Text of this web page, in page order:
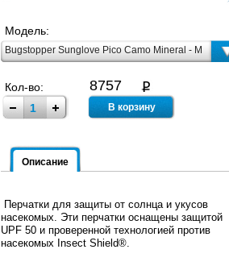
Модель:
Bugstopper Sunglove Pico Camo Mineral - M
Кол-во: 8757
Описание
Перчатки для защиты от солнца и укусов
насекомых. Эти перчатки оснащены защитой
UPF 50 и проверенной технологией против
насекомых Insect Shield®.